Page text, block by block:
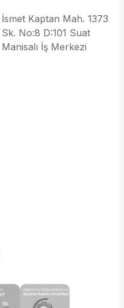
İsmet Kaptan Mah. 1373
Sk. No:8 D:101 Suat
Manisalı İş Merkezi